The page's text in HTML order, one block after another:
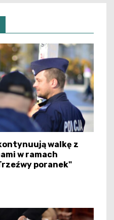
walkę z
w ramach
poranek"